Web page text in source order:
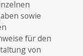
sowie
für den
von